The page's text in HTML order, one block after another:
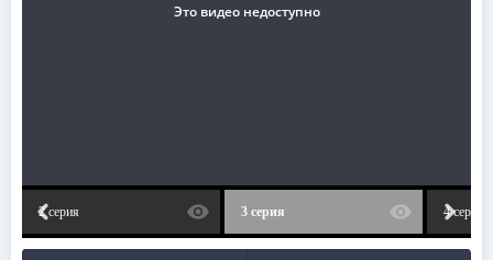
2 серия 3 серия 4 серия